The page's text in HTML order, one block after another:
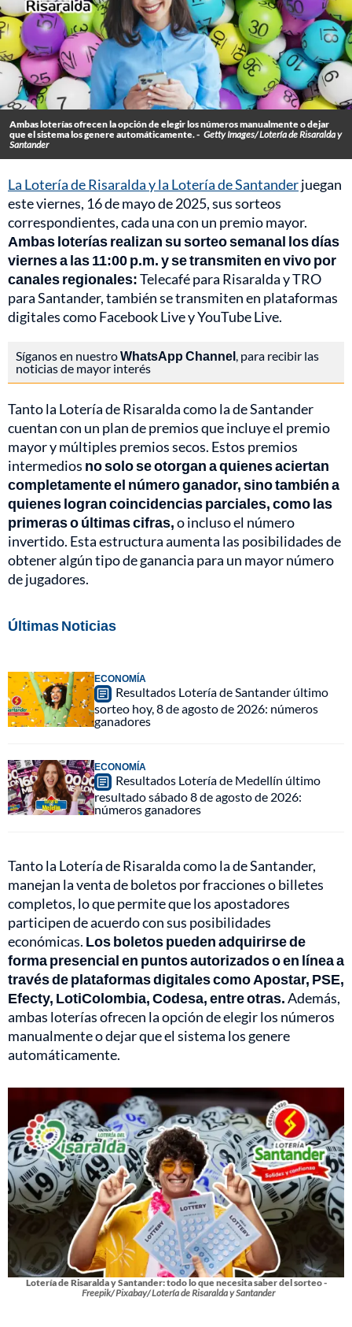
Ambas loterías ofrecen la opción de elegir los números manualmente o dejar
que el sistema los genere automáticamente. - Getty Images/ Lotería de Risaralda y
Santander
La Lotería de Risaralda y la Lotería de Santanderjuegan
este viernes, 16 de mayo de 2025, sus sorteos
correspondientes, cada una con un premio mayor.
Ambas loterías realizan su sorteo semanal los días
viernes a las 11:00 p.m. y se transmiten en vivo por
canales regionales:Telecafé para Risaralda y TRO
para Santander, también se transmiten en plataformas
digitales como Facebook Live y YouTube Live.
Síganos en nuestroWhatsApp Channel, para recibir las
noticias de mayor interés
Tanto la Lotería de Risaralda como la de Santander
cuentan con un plan de premios que incluye el premio
mayor y múltiples premios secos. Estos premios
intermedios no solo se otorgan a quienes aciertan
completamente el número ganador, sino también a
quienes logran coincidencias parciales, como las
primeras o últimas cifras,o incluso el número
invertido. Esta estructura aumenta las posibilidades de
obtener algún tipo de ganancia para un mayor número
de jugadores.
Últimas Noticias
ECONOMÍA
Resultados Lotería de Santander último
sorteo hoy, 8 de agosto de 2026: números
ganadores
ECONOMÍA
Resultados Lotería de Medellín último
resultado sábado 8 de agosto de 2026:
números ganadores
Tanto la Lotería de Risaralda como la de Santander,
manejan la venta de boletos por fracciones o billetes
completos, lo que permite que los apostadores
participen de acuerdo con sus posibilidades
económicas. Los boletos pueden adquirirse de
forma presencial en puntos autorizados o en línea a
través de plataformas digitales como Apostar, PSE,
Efecty, LotiColombia, Codesa, entre otras.Además,
ambas loterías ofrecen la opción de elegir los números
manualmente o dejar que el sistema los genere
automáticamente.
Lotería de Risaralda y Santander: todo lo que necesita saber del sorteo -
Freepik/ Pixabay/ Lotería de Risaralda y Santander